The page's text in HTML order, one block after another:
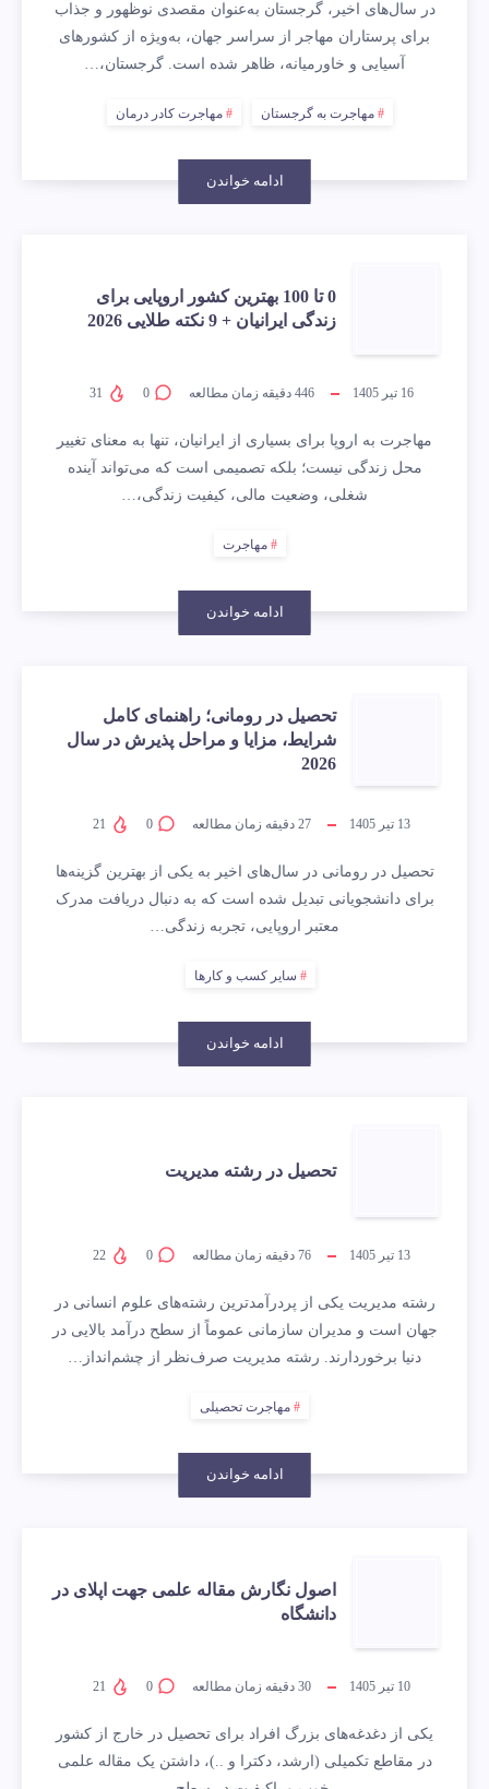
در سال‌های اخیر، گرجستان به‌عنوان مقصدی نوظهور و جذاب
برای پرستاران مهاجر از سراسر جهان، به‌ویژه از کشورهای
آسیایی و خاورمیانه، ظاهر شده است. گرجستان،…
مهاجرت به گرجستان مهاجرت کادر درمان
ادامه خواندن
0 تا 100 بهترین کشور اروپایی برای
زندگی ایرانیان + 9 نکته طلایی 2026
16 تیر 1405 446 دقیقه زمان مطالعه 0
مهاجرت به اروپا برای بسیاری از ایرانیان، تنها به معنای تغییر
محل زندگی نیست؛ بلکه تصمیمی است که می‌تواند آینده
شغلی، وضعیت مالی، کیفیت زندگی،…
مهاجرت
ادامه خواندن
تحصیل در رومانی؛ راهنمای کامل
شرایط، مزایا و مراحل پذیرش در سال
2026
13 تیر 1405 27 دقیقه زمان مطالعه 0
تحصیل در رومانی در سال‌های اخیر به یکی از بهترین گزینه‌ها
برای دانشجویانی تبدیل شده است که به دنبال دریافت مدرک
معتبر اروپایی، تجربه زندگی…
سایر کسب و کارها
ادامه خواندن
تحصیل در رشته مدیریت
13 تیر 1405 76 دقیقه زمان مطالعه 0
22
رشته مدیریت یکی از پردرآمدترین رشته‌های علوم انسانی در
جهان است و مدیران سازمانی عموماً از سطح درآمد بالایی در
دنیا برخوردارند. رشته مدیریت صرف‌نظر از چشم‌انداز…
مهاجرت تحصیلی
ادامه خواندن
اصول نگارش مقاله علمی جهت اپلای در
دانشگاه
10 تیر 1405 30 دقیقه زمان مطالعه 0
یکی از دغدغه‌های بزرگ افراد برای تحصیل در خارج از کشور
در مقاطع تکمیلی (ارشد، دکترا و ..)، داشتن یک مقاله علمی